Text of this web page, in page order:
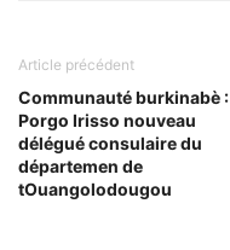
Article précédent
Communauté burkinabè :
Porgo Irisso nouveau
délégué consulaire du
départemen de
tOuangolodougou